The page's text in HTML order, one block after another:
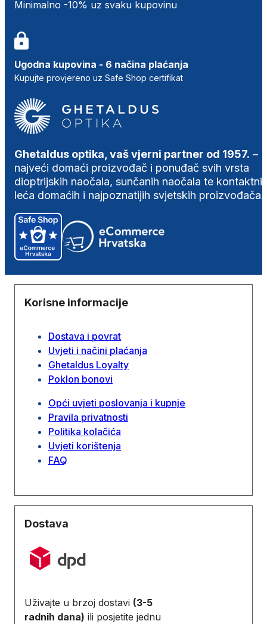
Minimalno -10% uz svaku kupovinu
Ugodna kupovina - 6 načina plaćanja
Kupujte provjereno uz Safe Shop certifikat
Ghetaldus optika, vaš vjerni partner od 1957. –
najveći domaći proizvođač i ponuđač svih vrsta
dioptrijskih naočala, sunčanih naočala te
leća domaćih i najpoznatijih svjetskih proizvođača.
Korisne informacije
Dostava i povrat
Uvjeti i načini plaćanja
Ghetaldus Loyalty
Poklon bonovi
Opći uvjeti poslovanja i kupnje
Pravila privatnosti
Politika kolačića
Uvjeti korištenja
FAQ
Dostava
Uživajte u brzoj dostavi (3-5
radnih dana) ili posjetite jednu